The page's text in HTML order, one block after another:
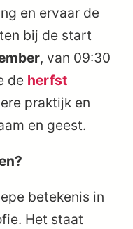
en ervaar de
bij de start
, van 09:30
de herfst
praktijk en
en geest.
betekenis in
Het staat